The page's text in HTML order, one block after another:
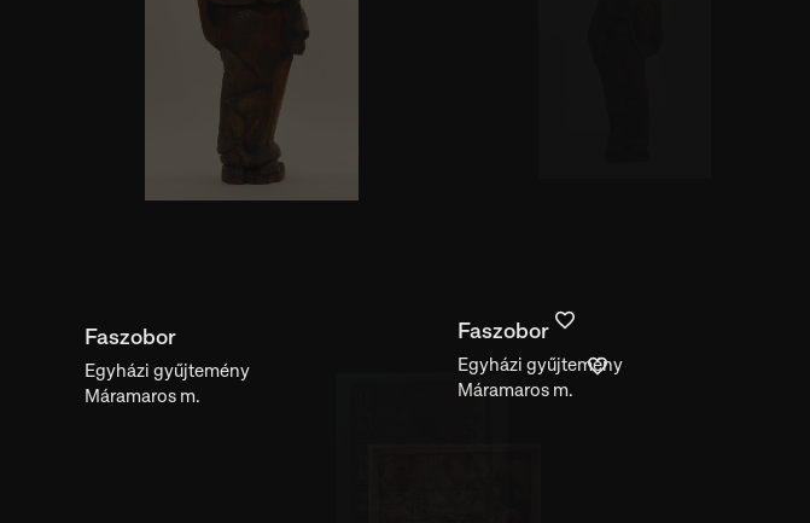
Faszobor
Egyházi gyűjtemény
Máramaros m.
Faszobor
Egyházi gyűjtemény
Máramaros m.